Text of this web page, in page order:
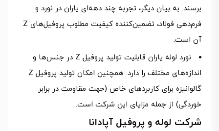
برسند. به بیان دیگر، تجربه چند دهه‌ای یاران در نورد و
فرم‌دهی فولاد، تضمین‌کننده کیفیت مطلوب پروفیل‌های Z
آن است.
نورد لوله یاران قابلیت تولید پروفیل Z در جنس‌ها و
اندازه‌های مختلف را دارد. همچنین امکان تولید پروفیل Z
گالوانیزه برای کاربردهای خاص (جهت مقاومت در برابر
خوردگی) از جمله مزایای این شرکت است.
شرکت لوله و پروفیل آپادانا